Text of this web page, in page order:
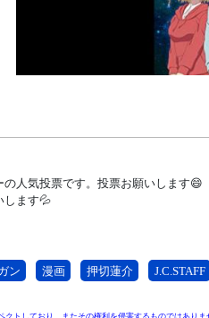
人気投票です。投票お願いします😄
します💦
ン 漫画 押切蓮介 J.C.STAFF
トしており、またその権利を侵害するものではあり